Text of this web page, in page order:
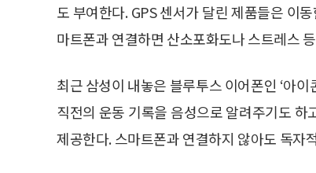
도 부여한다. GPS 센서가 달린 제품들은 이
마트폰과 연결하면 산소포화도나 스트레스
최근 삼성이 내놓은 블루투스 이어폰인 ‘아
직전의 운동 기록을 음성으로 알려주기도
제공한다. 스마트폰과 연결하지 않아도 독자